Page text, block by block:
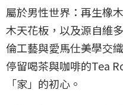
屬於男性世界：再生橡
木天花板，以及源自維
倫工藝與愛馬仕美學交
停留喝茶與咖啡的Tea
「家」的初心。